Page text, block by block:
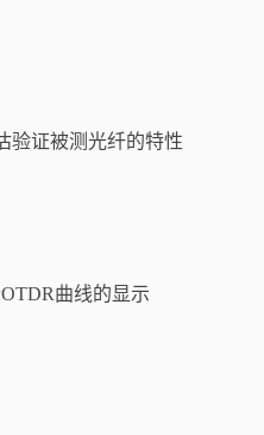
验证被测光纤的特性
曲线的显示